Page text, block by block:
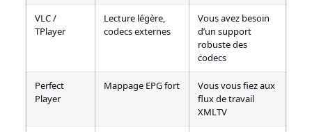
VLC /
TPlayer
Lecture légère,
codecs externes
Vous avez besoin
d’un support
robuste des
codecs
Perfect
Player
Mappage EPG fort
Vous vous fiez aux
flux de travail
XMLTV